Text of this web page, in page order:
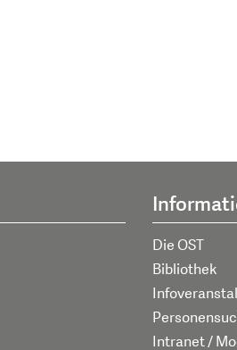
Die OST
Bibliothek
Intranet /